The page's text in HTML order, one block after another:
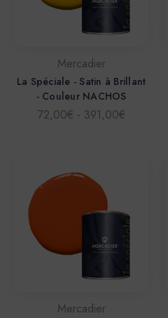
Mercadier
La Spéciale - Satin à Brillant
- Couleur NACHOS
72,00€ - 391,00€
Mercadier